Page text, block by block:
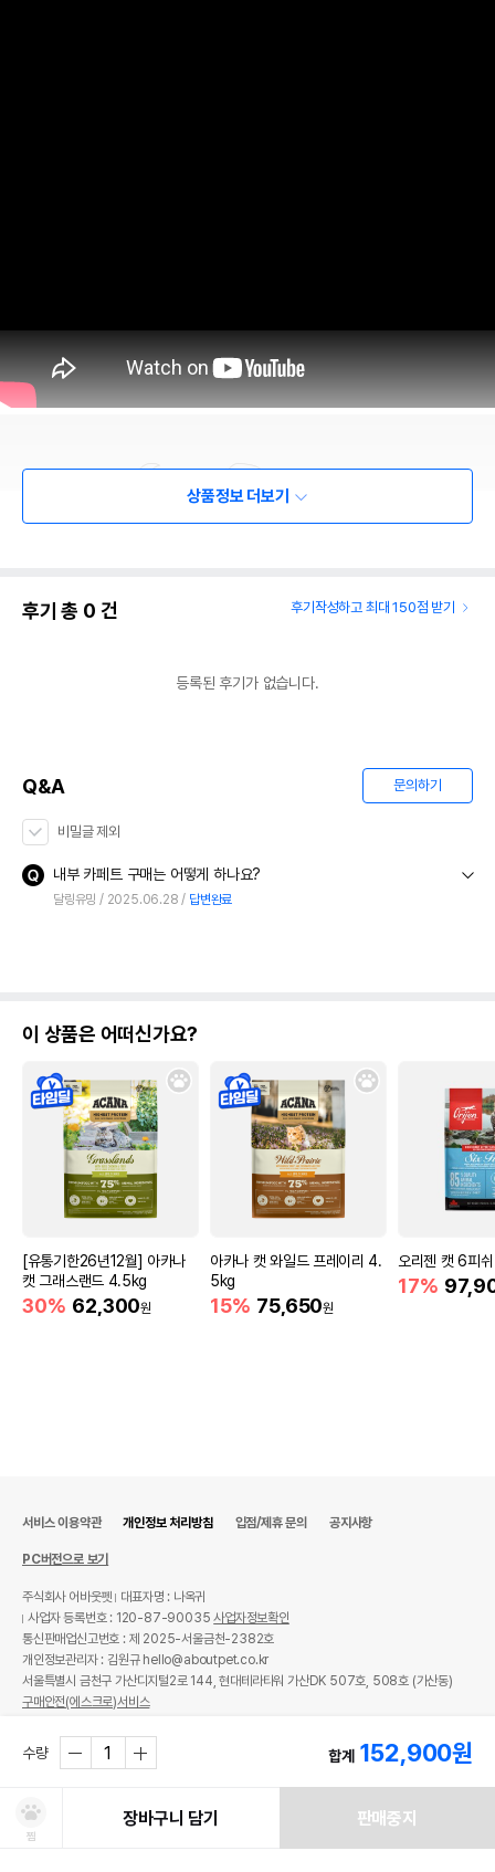
상품정보 더보기
후기 총 0 건 후기작성하고 최대 150점 받기
등록된 후기가 없습니다.
Q&A 문의하기
비밀글 제외
내부 카페트 구매는 어떻게 하나요?
달링유밍 2025.06.28 답변완료
이 상품은 어떠신가요?
[유통기한26년12월] 아카나
캣 그래스랜드 4.5kg
30% 62,300원
아카나 캣 와일드 프레이리 4.
5kg
15% 75,650원
오리젠 캣 6피
17%
수량 합계 152,900원
찜
장바구니 담기 판매중지
서비스 이용약관 개인정보 처리방침 입점/제휴 문의 공지사항
PC버전으로 보기
주식회사 어바웃펫
대표자명 : 나옥귀
사업자 등록번호 : 120-87-90035사업자정보확인
통신판매업신고번호 : 제 2025-서울금천-2382호
개인정보관리자 : 김원규 hello@aboutpet.co.kr
서울특별시 금천구 가산디지털2로 144, 현대테라타워 가산DK 507호, 508호 (가산동)
구매안전(에스크로)서비스